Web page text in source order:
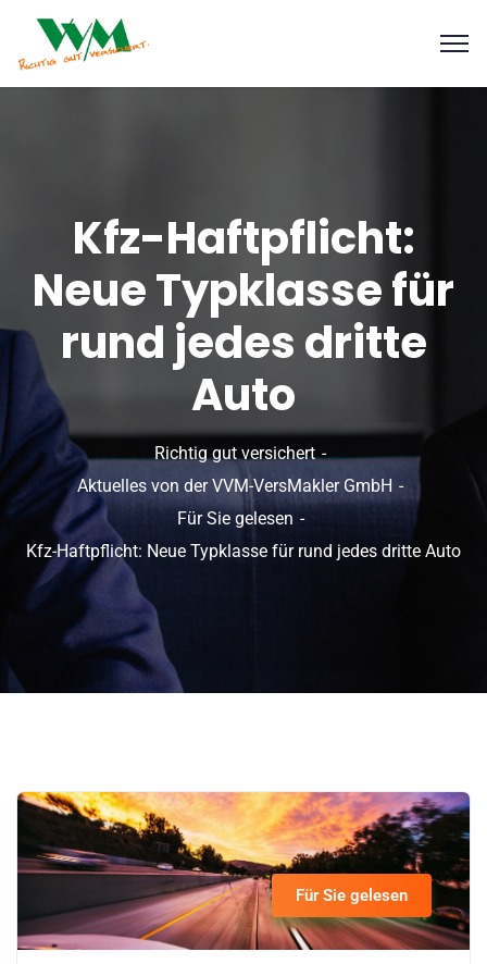
Kfz-Haftpflicht:
Neue Typklasse für
rund jedes dritte
Auto
Richtig gut versichert
Aktuelles von der VVM-VersMakler GmbH
Für Sie gelesen
Kfz-Haftpflicht: Neue Typklasse für rund jedes dritte Auto
Für Sie gelesen